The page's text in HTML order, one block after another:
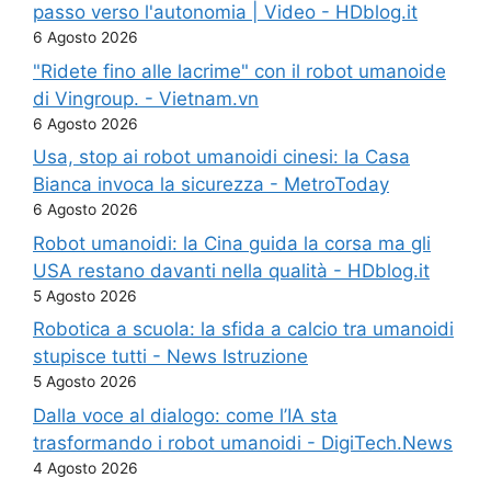
passo verso l'autonomia | Video - HDblog.it
6 Agosto 2026
"Ridete fino alle lacrime" con il robot umanoide
di Vingroup. - Vietnam.vn
6 Agosto 2026
Usa, stop ai robot umanoidi cinesi: la Casa
Bianca invoca la sicurezza - MetroToday
6 Agosto 2026
Robot umanoidi: la Cina guida la corsa ma gli
USA restano davanti nella qualità - HDblog.it
5 Agosto 2026
Robotica a scuola: la sfida a calcio tra umanoidi
stupisce tutti - News Istruzione
5 Agosto 2026
Dalla voce al dialogo: come l’IA sta
trasformando i robot umanoidi - DigiTech.News
4 Agosto 2026